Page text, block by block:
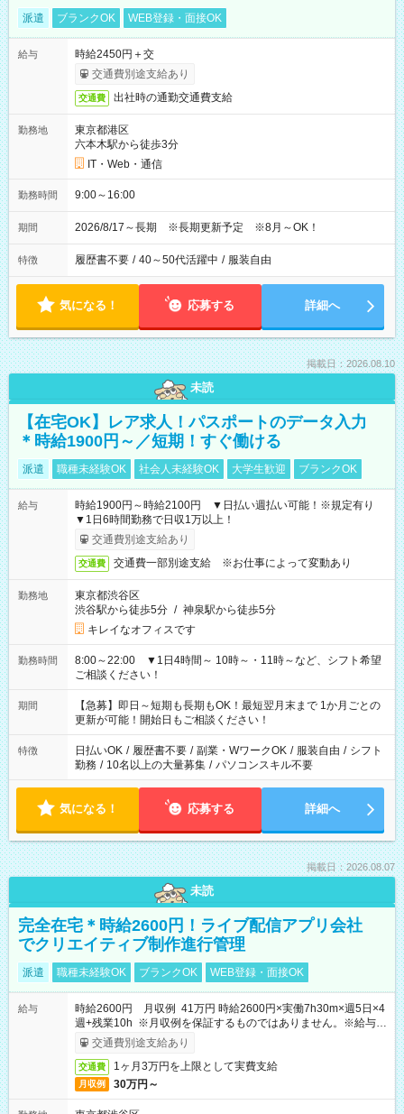
派遣 ブランクOK WEB登録・面接OK
給与
時給2450円＋交
交通費別途支給あり
交通費 出社時の通勤交通費支給
勤務地
東京都港区
六本木駅から徒歩3分
IT・Web・通信
勤務時間 9:00～16:00
期間 2026/8/17～長期 ※長期更新予定 ※8月～OK！
特徴 履歴書不要 / 40～50代活躍中 / 服装自由
気になる！ 応募する 詳細へ
掲載日：2026.08.10
未読
【在宅OK】レア求人！パスポートのデータ入力
＊時給1900円～／短期！すぐ働ける
派遣 職種未経験OK 社会人未経験OK 大学生歓迎 ブランクOK
給与
時給1900円～時給2100円 ▼日払い週払い可能！※規定有り
▼1日6時間勤務で日収1万以上！
交通費別途支給あり
交通費 交通費一部別途支給 ※お仕事によって変動あり
勤務地
東京都渋谷区
渋谷駅から徒歩5分 / 神泉駅から徒歩5分
キレイなオフィスです
勤務時間
8:00～22:00 ▼1日4時間～ 10時～・11時～など、シフト希望
ご相談ください！
期間
【急募】即日～短期も長期もOK！最短翌月末まで 1か月ごとの
更新が可能！開始日もご相談ください！
特徴 日払いOK / 履歴書不要 / 副業・WワークOK / 服装自由 / シフト
勤務 / 10名以上の大量募集 / パソコンスキル不要
気になる！ 応募する 詳細へ
掲載日：2026.08.07
未読
完全在宅＊時給2600円！ライブ配信アプリ会社
でクリエイティブ制作進行管理
派遣 職種未経験OK ブランクOK WEB登録・面接OK
給与
時給2600円 月収例 41万円 時給2600円×実働7h30m×週5日×4
週+残業10h ※月収例を保証するものではありません。※給与即
受取りサービス利用可（利用条件有）
交通費別途支給あり
交通費 1ヶ月3万円を上限として実費支給
月収例 30万円～